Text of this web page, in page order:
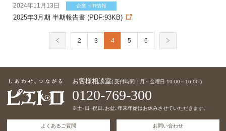
2024年11月13日 企業・IR情報
2025年3月期 半期報告書 (PDF:93KB)
2 3 4 5 6
お客様相談室( 受付時間：月～金曜日 10:00～16:00 )
0120-769-300
※土･日･祝日､お盆､年末年始はお休みさせていただきます。
よくあるご質問 お問い合わせ